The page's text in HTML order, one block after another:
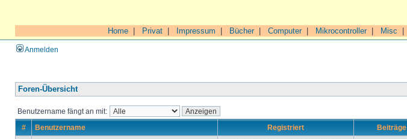
Home Privat Impressum Bücher| Computer| Mikrocontroller| Misc
Anmelden
Foren-Übersicht
Benutzername fängt an mit:
# Benutzername Registriert Beiträge